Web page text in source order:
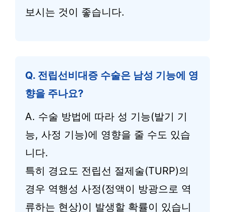
보시는 것이 좋습니다.
Q. 전립선비대증 수술은 남성 기능에 영
향을 주나요?
A. 수술 방법에 따라 성 기능(발기 기
능, 사정 기능)에 영향을 줄 수도 있습
니다.
특히 경요도 전립선 절제술(TURP)의
경우 역행성 사정(정액이 방광으로 역
류하는 현상)이 발생할 확률이 있습니